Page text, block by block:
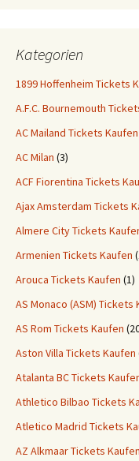
Kategorien
1899 Hoffenheim Tickets
A.F.C. Bournemouth
AC Mailand Tickets Kaufen
AC Milan (3)
ACF Fiorentina Tickets
Ajax Amsterdam Tickets
Almere City Tickets
Armenien Tickets Kaufen
Arouca Tickets Kaufen (1)
AS Monaco (ASM) Tickets
AS Rom Tickets Kaufen
Aston Villa Tickets Kaufen
Atalanta BC Tickets
Athletico Bilbao Tickets
Atletico Madrid Tickets
AZ Alkmaar Tickets Kaufen